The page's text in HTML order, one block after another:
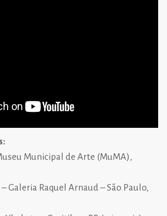
Municipal de Arte (MuMA),
– Galeria Raquel Arnaud – São Paulo,